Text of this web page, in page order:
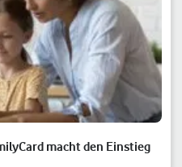
macht den Einstieg